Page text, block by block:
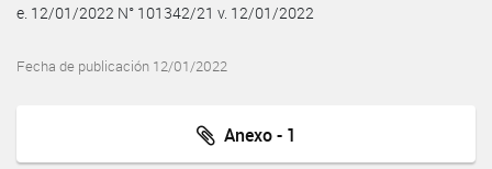
e. 12/01/2022 N° 101342/21 v. 12/01/2022
Fecha de publicación 12/01/2022
Anexo - 1